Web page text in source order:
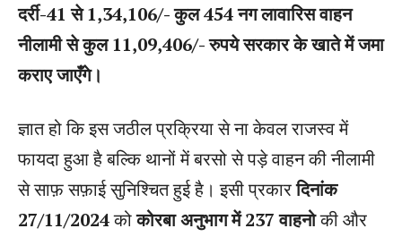
दर्री-41 से 1,34,106/- कुल 454 नग लावारिस वाहन
नीलामी से कुल 11,09,406/- रुपये सरकार के खाते में जमा
कराए जाएँगे।
ज्ञात हो कि इस जठील प्रक्रिया से ना केवल राजस्व में
फायदा हुआ है बल्कि थानों में बरसो से पड़े वाहन की नीलामी
से साफ़ सफ़ाई सुनिश्चित हुई है। इसी प्रकारदिनांक
27/11/2024कोकोरबा अनुभाग में 237 वाहनोकी और